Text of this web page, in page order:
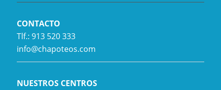
CONTACTO
Tlf.: 913 520 333
info@chapoteos.com
NUESTROS CENTROS